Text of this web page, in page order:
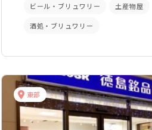
ビール・ブリュワリー 土産物屋
酒処・ブリュワリー
東部